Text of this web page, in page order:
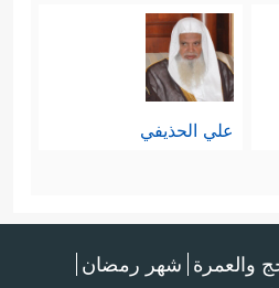
علي الحذيفي
والعمرة شهر رمضان